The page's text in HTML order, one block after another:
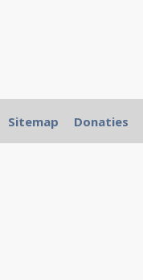
Sitemap Donaties